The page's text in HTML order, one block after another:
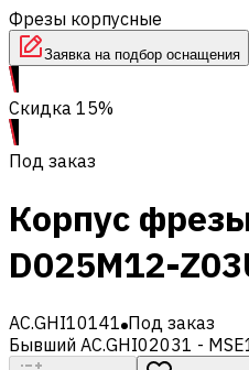
Фрезы корпусные
Заявка на подбор оснащения
Скидка 15%
Под заказ
Корпус
D025M12-
AC.GHI10141 Под заказ
Бывший AC.GHI02031 -